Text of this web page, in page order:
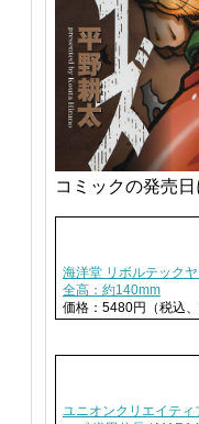
コミックの発売
海洋堂 リボルテック
全高：約140mm
価格：5480円（税込
ユニオンクリエイティ